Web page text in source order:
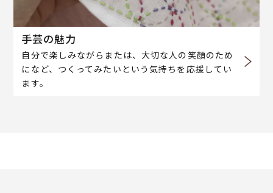
手芸の魅力
自分で楽しみながらまたは、大切な人の笑顔のため
になど、つくってみたいという気持ちを応援してい
ます。